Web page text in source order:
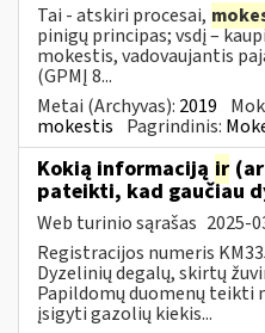
Tai - atskiri procesai,
pinigų principas; vsdį –
mokestis, vadovaujantis
(GPMĮ 8...
Metai (Archyvas): 2019
mokestis Pagrindinis:
Kokią informaciją ir
pateikti, kad gaučiau
Web turinio sąrašas 2025-
Registracijos numeris
Dyzelinių degalų, skirtų
Papildomų duomenų teikti
įsigyti gazolių kiekis...